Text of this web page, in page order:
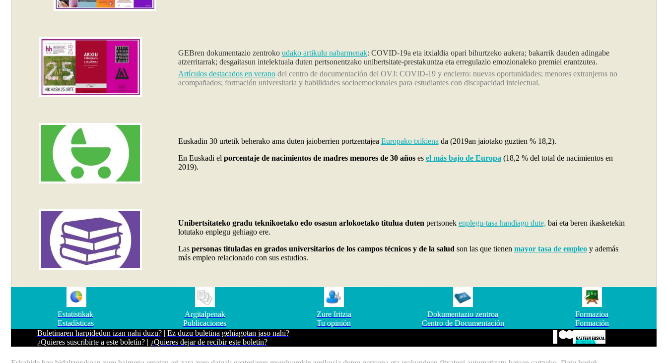
GEBren dokumentazio zentroko udako artikulu nabarmenak: COVID-19a eta itxialdia opari bihurtzeko aukera; bakarrik dauden adingabe
atzerritarrak; desgaitasun intelektuala duten pertsonentzako unibertsitate-prestakuntza eta erregulazio emozionaleko premiei erantzutea.
Artículos destacados en veranodel centro de documentación del OVJ: COVID-19 y encierro: nuevas oportunidades; menores extranjeros no
acompañados; formación universitaria y habilidades socioemocionales para estudiantes con discapacidad intelectual.
Euskadin 30 urtetik beherako ama duten jaioberrien portzentajea Europako txikiena da (2019an jaiotako guztien % 18,2).
En Euskadi el porcentaje de nacimientos de madres menores de 30 años es el más bajo de Europa (18,2 % del total de nacimientos en
2019).
Unibertsitateko gradu teknikoetako edo osasun arlokoetako titulua dutenpertsonek enplegu-tasa handiago dute, bai eta beren ikasketekin
lotutako enplegu gehiago ere.
Las personas tituladas en grados universitarios de los campos técnicos y de la saludson las que tienen mayor tasa de empleo y además
más empleo relacionado con sus estudios.
Estatistikak
Estadísticas
Argitalpenak
Publicaciones
Zure Iritzia
Tu opinión
Dokumentazio zentroa
Centro de Documentación
Formazioa
Formación
Buletinaren harpidedun izan nahi duzu?| Ez duzu buletina gehiagotan jaso nahi?
¿Quieres suscribirte a este boletín?| ¿Quieres dejar de recibir este boletín?